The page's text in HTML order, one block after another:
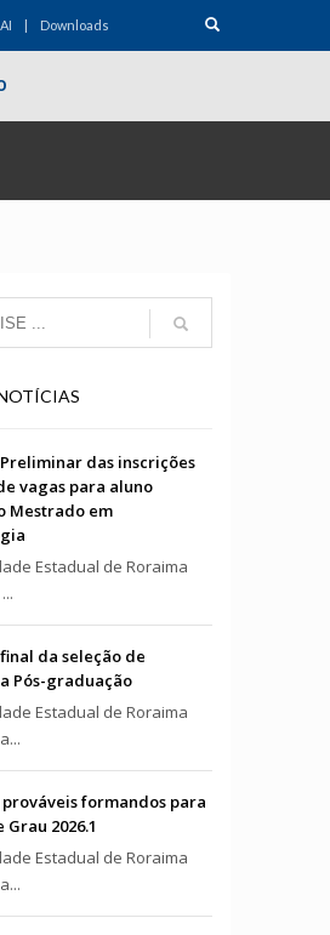
Downloads
das inscrições
vagas para aluno
Mestrado em
Estadual de Roraima
da seleção de
Pós-graduação
Estadual de Roraima
prováveis formandos para
Grau 2026.1
Estadual de Roraima